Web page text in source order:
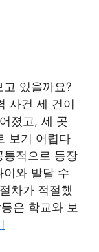
있을까요?
사건 세 건이
졌고, 세 곳
보기 어렵다
통적으로 등장
이와 발달 수
차가 적절했
은 학교와 보